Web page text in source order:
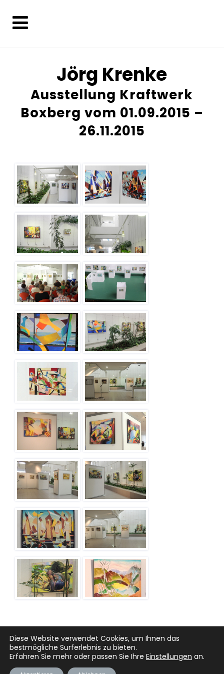
Jörg Krenke
Ausstellung Kraftwerk
Boxberg vom 01.09.2015 –
26.11.2015
Home|Links |Kontakt|
Diese Website verwendet Cookies, um Ihnen das
bestmögliche Surferlebnis zu bieten.
Erfahren Sie mehr oder passen Sie Ihre Einstellungen an.